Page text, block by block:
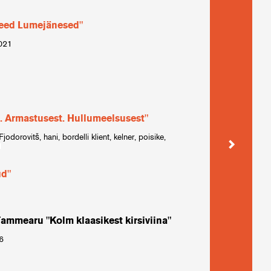
Lumejänesed"
Armastusest. Hullumeelsusest"
hani, bordelli klient, kelner, poisike,
"Kolm klaasikest kirsiviina"
Dorota